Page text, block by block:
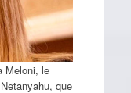
Meloni, le
que